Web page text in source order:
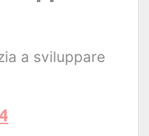
a sviluppare